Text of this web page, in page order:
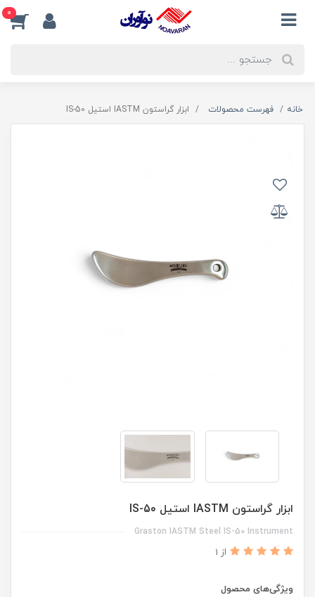
0
خانه فهرست محصولات ابزار گراستون IASTM استیل IS-50
ابزار گراستون IASTM استیل IS-50
Graston IASTM Steel IS-50 Instrument
از 1
ویژگی‌های محصول